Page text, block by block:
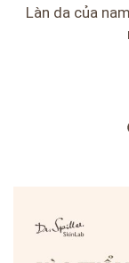
Làn da của